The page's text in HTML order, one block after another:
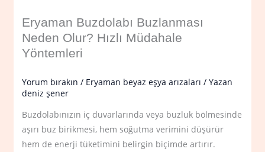
Eryaman Buzdolabı Buzlanması
Neden Olur? Hızlı Müdahale
Yöntemleri
Yorum bırakın / Eryaman beyaz eşya arızaları / Yazan
deniz şener
Buzdolabınızın iç duvarlarında veya buzluk bölmesinde
aşırı buz birikmesi, hem soğutma verimini düşürür
hem de enerji tüketimini belirgin biçimde artırır.